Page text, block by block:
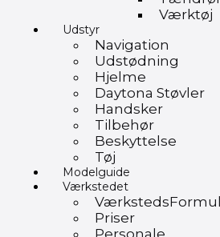
Værktøj
Udstyr
Navigation
Udstødning
Hjelme
Daytona Støvler
Handsker
Tilbehør
Beskyttelse
Tøj
Modelguide
Værkstedet
Priser
Personale